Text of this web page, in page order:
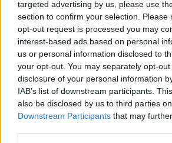
targeted advertising by us, please use
section to confirm your selection. Please
opt-out request is processed you may
interest-based ads based on personal
us or personal information disclosed to
your opt-out. You may separately opt-
disclosure of your personal information
IAB’s list of downstream participants.
also be disclosed by us to third parties
Downstream Participants that may
gyűjteménye (1862) 178
közmondást tartalmaz. Dal
sok orosz közmondásgyűjtemény
meg.
Balázsi tematikailag is
közmondásokat, amelyek
életre, foglalkozásokra,
vonatkoznak. Ezek a
szűkebb körben voltak ismertek,